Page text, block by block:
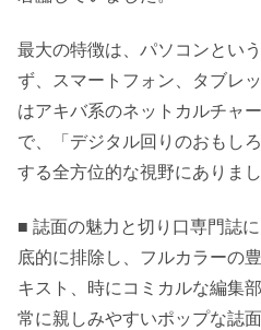
最大の特徴は、パソコンとい
ず、スマートフォン、タブレ
はアキバ系のネットカルチャ
で、「デジタル回りのおもし
する全方位的な視野にありまし
■ 誌面の魅力と切り口専門誌
底的に排除し、フルカラーの
キスト、時にコミカルな編集
常に親しみやすいポップな誌